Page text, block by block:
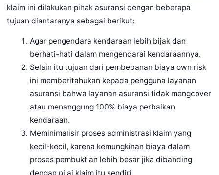
klaim ini dilakukan pihak asuransi dengan beberapa
tujuan diantaranya sebagai berikut:
Agar pengendara kendaraan lebih bijak dan
berhati-hati dalam mengendarai kendaraannya.
Selain itu tujuan dari pembebanan biaya own risk
ini memberitahukan kepada pengguna layanan
asuransi bahwa layanan asuransi tidak mengcover
atau menanggung 100% biaya perbaikan
kendaraan.
Meminimalisir proses administrasi klaim yang
kecil-kecil, karena kemungkinan biaya dalam
proses pembuktian lebih besar jika dibanding
dengan nilai klaim itu sendiri.